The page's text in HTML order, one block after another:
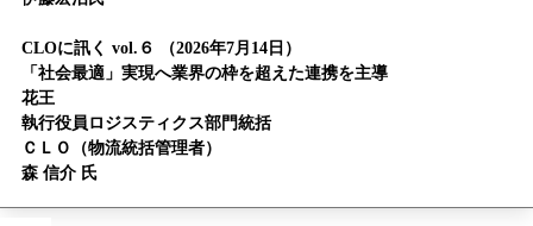
CLOに訊く vol.６ （2026年7月14日）
「社会最適」実現へ業界の枠を超えた連携を主導
花王
執行役員ロジスティクス部門統括
ＣＬＯ（物流統括管理者）
森 信介 氏